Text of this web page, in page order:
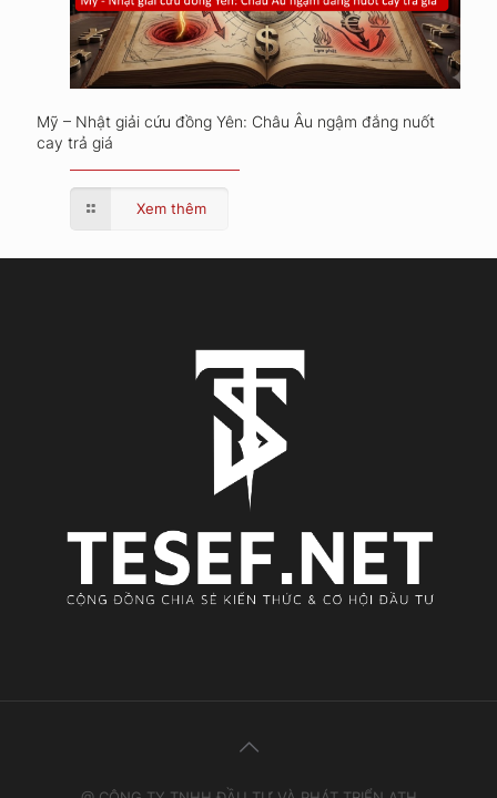
Mỹ – Nhật giải cứu đồng Yên: Châu Âu ngậm đắng nuốt
cay trả giá
Xem thêm